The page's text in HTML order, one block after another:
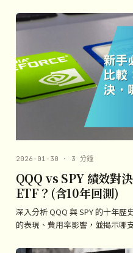
2026-01-30 · 3 分鐘
QQQ vs SPY 績效對
ETF？(含10年回測)
深入分析 QQQ 與 SPY 的十年
的表現、費用率影響，並揭示哪